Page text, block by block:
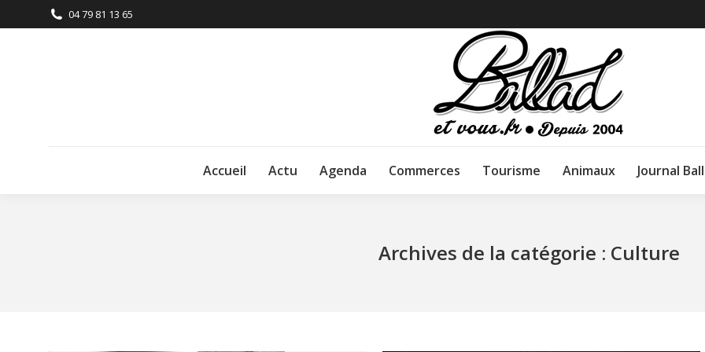
04 79 81 13 65
Accueil Actu Agenda Commerces Tourisme Animaux Journal
Archives de la catégorie : Culture